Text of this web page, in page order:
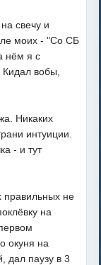
свечу и
моих - "Со СБ
нём я с
вобы,
Никаких
интуиции.
- и тут
правильных не
на
окуня на
дал паузу в 3